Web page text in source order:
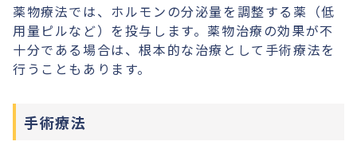
薬物療法では、ホルモンの分泌量を調整する薬（低
用量ピルなど）を投与します。薬物治療の効果が不
十分である場合は、根本的な治療として手術療法を
行うこともあります。
手術療法